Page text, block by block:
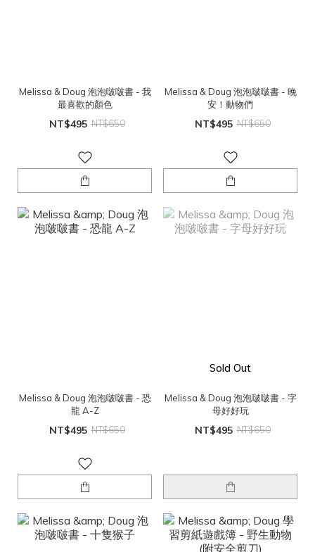
Melissa & Doug 泡泡啵啵書 - 我
最喜歡的顏色
NT$495 NT$650
Melissa & Doug 泡泡啵啵書 - 晚
安！動物們
NT$495 NT$650
Melissa & Doug 泡泡啵啵書 - 恐
龍 A-Z
NT$495 NT$650
Sold Out
Melissa & Doug 泡泡啵啵書 - 字
母好好玩
NT$495 NT$650